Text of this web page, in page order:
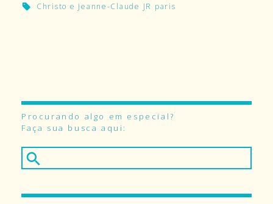
Christo e Jeanne-Claude JR paris
Procurando algo em especial?
Faça sua busca aqui: